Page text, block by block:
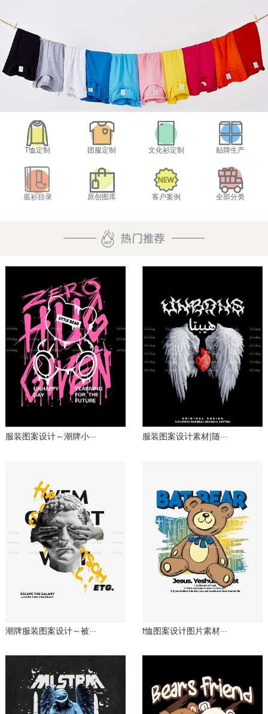
T恤定制 团服定制 文化衫定制 贴牌生产
底衫目录 原创图库 客户案例 全部分类
服装图案设计～潮牌小··· 服装图案设计素材|随···
潮牌服装图案设计～被··· t恤图案设计图片素材···